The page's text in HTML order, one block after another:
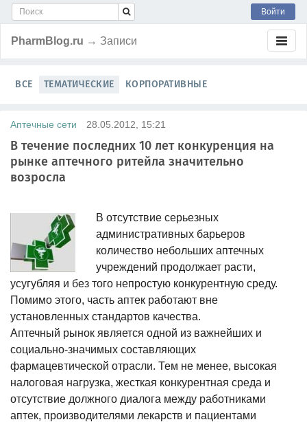
Войти
PharmBlog.ru → Записи
ВСЕ ТЕМАТИЧЕСКИЕ КОРПОРАТИВНЫЕ
Аптечные сети 28.05.2012, 15:21
В течение последних 10 лет конкуренция на
рынке аптечного ритейла значительно
возросла
В отсутствие серьезных
административных барьеров
количество небольших аптечных
учреждений продолжает расти,
усугубляя и без того непростую конкурентную среду.
Помимо этого, часть аптек работают вне
установленных стандартов качества.
Аптечный рынок является одной из важнейших и
социально-значимых составляющих
фармацевтической отрасли. Тем не менее, высокая
налоговая нагрузка, жесткая конкурентная среда и
отсутствие должного диалога между работниками
аптек, производителями лекарств и пациентами